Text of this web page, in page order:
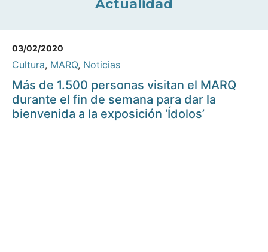
Actualidad
03/02/2020
Cultura, MARQ, Noticias
Más de 1.500 personas visitan el MARQ
durante el fin de semana para dar la
bienvenida a la exposición ‘Ídolos’